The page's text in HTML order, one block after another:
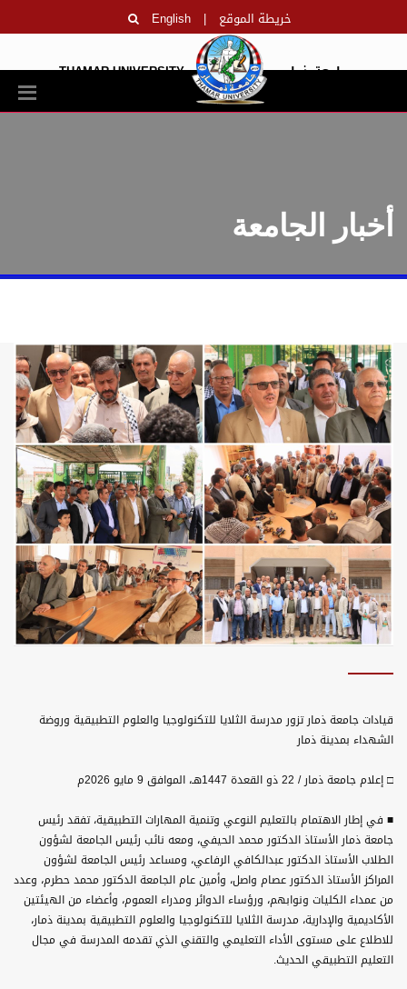
خريطة الموقع |
English
جامعة ذمار THAMAR UNIVERSITY
أخبار الجامعة
قيادات جامعة ذمار تزور مدرسة الثلايا للتكنولوجيا والعلوم التطبيقية وروضة
الشهداء بمدينة ذمار
□ إعلام جامعة ذمار / 22 ذو القعدة 1447هـ، الموافق 9 مايو 2026م
■ في إطار الاهتمام بالتعليم النوعي وتنمية المهارات التطبيقية، تفقد رئيس
جامعة ذمار الأستاذ الدكتور محمد الحيفي، ومعه نائب رئيس الجامعة لشؤون
الطلاب الأستاذ الدكتور عبدالكافي الرفاعي، ومساعد رئيس الجامعة لشؤون
المراكز الأستاذ الدكتور عصام واصل، وأمين عام الجامعة الدكتور محمد حطرم، وعدد
من عمداء الكليات ونوابهم، ورؤساء الدوائر ومدراء العموم، وأعضاء من الهيئتين
الأكاديمية والإدارية، مدرسة الثلايا للتكنولوجيا والعلوم التطبيقية بمدينة ذمار،
للاطلاع على مستوى الأداء التعليمي والتقني الذي تقدمه المدرسة في مجال
التعليم التطبيقي الحديث.